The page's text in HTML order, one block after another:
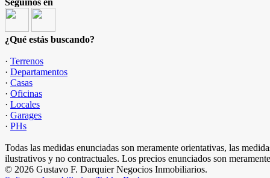
Seguinos en
¿Qué estás buscando?
· Terrenos
· Departamentos
· Casas
· Oficinas
· Locales
· Garages
· PHs
Todas las medidas enunciadas son meramente orientativas, las
ilustrativos y no contractuales. Los precios enunciados son
© 2026 Gustavo F. Darquier Negocios Inmobiliarios.